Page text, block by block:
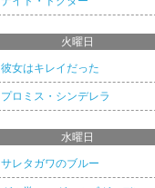
火曜日
彼女はキレイだった
プロミス・シンデレラ
水曜日
サレタガワのブルー